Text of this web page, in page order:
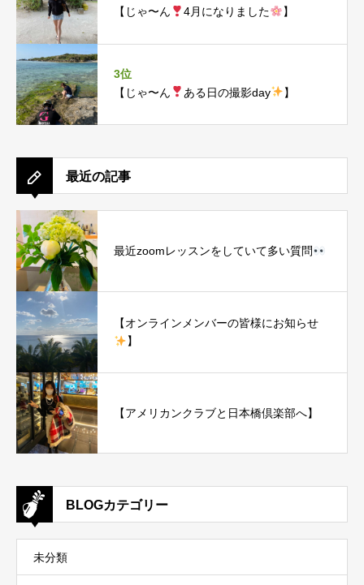
【じゃ〜ん
4月になりました 】
3位
【じゃ〜ん
ある日の撮影day 】
最近の記事
最近zoomレッスンをしていて多い質問
【オンラインメンバーの皆様にお知らせ
】
【アメリカンクラブと日本橋倶楽部へ】
BLOGカテゴリー
未分類